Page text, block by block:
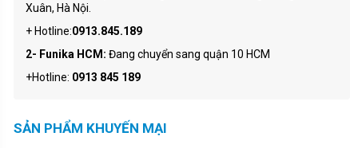
Xuân, Hà Nội.
+ Hotline:0913.845.189
2- Funika HCM: Đang chuyển sang quận 10 HCM
+Hotline: 0913 845 189
SẢN PHẨM KHUYẾN MẠI